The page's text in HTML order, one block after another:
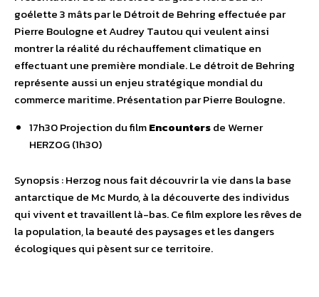
goélette 3 mâts par le Détroit de Behring effectuée par
Pierre Boulogne et Audrey Tautou qui veulent ainsi
montrer la réalité du réchauffement climatique en
effectuant une première mondiale. Le détroit de Behring
représente aussi un enjeu stratégique mondial du
commerce maritime. Présentation par Pierre Boulogne.
17h30 Projection du filmEncountersde Werner
HERZOG (1h30)
Synopsis : Herzog nous fait découvrir la vie dans la base
antarctique de Mc Murdo, à la découverte des individus
qui vivent et travaillent là-bas. Ce film explore les rêves de
la population, la beauté des paysages et les dangers
écologiques qui pèsent sur ce territoire.